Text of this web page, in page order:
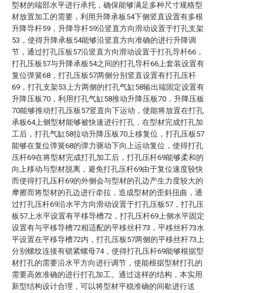
型材的端部水平进行承托，确保能够满足多种尺寸规格型
材放置加工的需要，利用升降承板54下侧竖直设置有多根
升降导杆59，升降导杆59沿竖直方向滑动设置于打孔支架
53，使得升降承板54能够沿竖直方向准确的进行升降调
节，通过打孔压板57沿竖直方向滑动设置于打孔导杆66，
打孔压板57与升降承板54之间的打孔导杆66上套装设置有
复位弹簧68，打孔压板57两侧分别竖直设置有打孔压杆
69，打孔支架53上方两侧的打孔气缸58输出端固定设置有
升降压板70，利用打孔气缸58推动升降压板70，升降压板
70能够推动打孔压板57竖直向下运动，使能将放置在打孔
承板64上侧型材能够被快速进行打孔，在型材完成打孔加
工后，打孔气缸58拉动升降压板70上移复位，打孔压板57
能够在复位弹簧68的弹力驱动下向上运动复位，使得打孔
压杆69在将型材完成打孔加工后，打孔压杆69能够柔和的
向上移动与型材脱离，避免打孔压杆69由于复位速度较快
而使得打孔压杆69的外侧会与型材的孔边产生力度较大的
摩擦而将型材的孔边进行牵拉，造成型材的歪斜扭曲，通
过打孔压杆69沿水平方向滑动设置于打孔压板57，打孔压
板57上水平设置有平移导槽72，打孔压杆69上侧水平固定
设置有与平移导槽72相适配的平移丝杆73，平移丝杆73水
平设置在平移导槽72内，打孔压板57两侧的平移丝杆73上
分别螺纹连接有锁紧螺母74，使得打孔压杆69能够根据型
材打孔的需要沿水平方向进行调节，使能根据型材打孔的
需要高效准确的进行打孔加工。通过这样的结构，本实用
新型结构设计合理，可以将型材平稳准确的间歇进行送